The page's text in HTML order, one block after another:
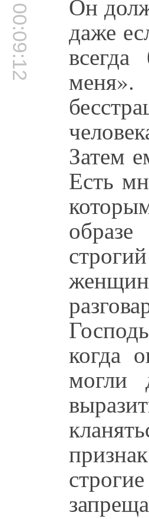
00:09:12 даже
Затем
Есть
когда
могли